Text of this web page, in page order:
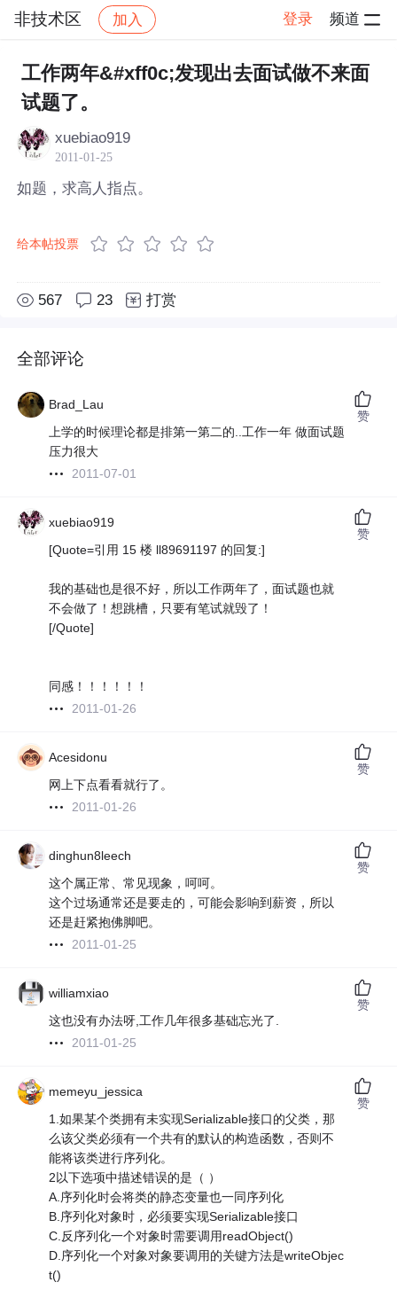
非技术区 加入 登录 频道
社区 非技术区 帖子详情
工作两年&#xff0c;发现出去面试做不来面
试题了。
xuebiao919
2011-01-25
如题，求高人指点。
给本帖投票
567 23 打赏
全部评论
Brad_Lau
上学的时候理论都是排第一第二的..工作一年 做面试题
压力很大
2011-07-01
赞
xuebiao919
[Quote=引用 15 楼 ll89691197 的回复:]
我的基础也是很不好，所以工作两年了，面试题也就
不会做了！想跳槽，只要有笔试就毁了！
[/Quote]
同感！！！！！！
2011-01-26
赞
Acesidonu
网上下点看看就行了。
2011-01-26
赞
dinghun8leech
这个属正常、常见现象，呵呵。
这个过场通常还是要走的，可能会影响到薪资，所以
还是赶紧抱佛脚吧。
2011-01-25
赞
williamxiao
这也没有办法呀,工作几年很多基础忘光了.
2011-01-25
赞
memeyu_jessica
1.如果某个类拥有未实现Serializable接口的父类，那
么该父类必须有一个共有的默认的构造函数，否则不
能将该类进行序列化。
2以下选项中描述错误的是（ ）
A.序列化时会将类的静态变量也一同序列化
B.序列化对象时，必须要实现Serializable接口
C.反序列化一个对象时需要调用readObject()
D.序列化一个对象对象要调用的关键方法是writeObjec
t()
赞